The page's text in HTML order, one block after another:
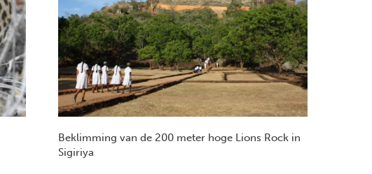
Beklimming van de 200 meter hoge Lions Rock in
Sigiriya